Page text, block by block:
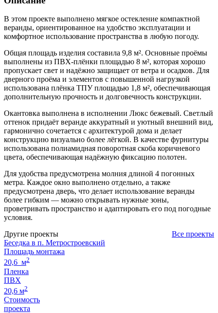
В этом проекте выполнено мягкое остекление компактной
веранды, ориентированное на удобство эксплуатации и
комфортное использование пространства в любую погоду.
Общая площадь изделия составила 9,8 м². Основные проёмы
выполнены из ПВХ-плёнки площадью 8 м², которая хорошо
пропускает свет и надёжно защищает от ветра и осадков. Для
дверного проёма и элементов с повышенной нагрузкой
использована плёнка ТПУ площадью 1,8 м², обеспечивающая
дополнительную прочность и долговечность конструкции.
Окантовка выполнена в исполнении Люкс бежевый. Светлый
оттенок придаёт веранде аккуратный и уютный внешний вид,
гармонично сочетается с архитектурой дома и делает
конструкцию визуально более лёгкой. В качестве фурнитуры
использована полиамидная поворотная скоба коричневого
цвета, обеспечивающая надёжную фиксацию полотен.
Для удобства предусмотрена молния длиной 4 погонных
метра. Каждое окно выполнено отдельно, а также
предусмотрена дверь, что делает использование веранды
более гибким — можно открывать нужные зоны,
проветривать пространство и адаптировать его под погодные
условия.
Другие проекты
Все проекты
Беседка в п. Метростроевский
Площадь монтажа
20,6 м2
Пленка
ПВХ
20,6 м2
Стоимость
проекта